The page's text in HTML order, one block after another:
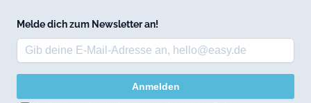
Melde dich zum Newsletter an!
Anmelden